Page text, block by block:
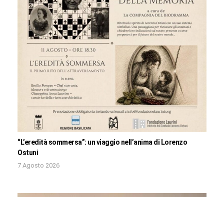
“L’eredità sommersa”: un viaggio nell’anima di Lorenzo
Ostuni
7 Agosto 2026